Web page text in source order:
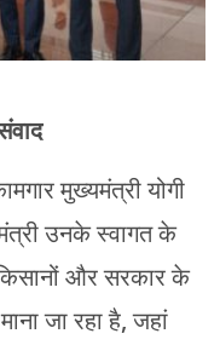
मुख्यमंत्री योगी
उनके स्वागत के
और सरकार के
जा रहा है, जहां